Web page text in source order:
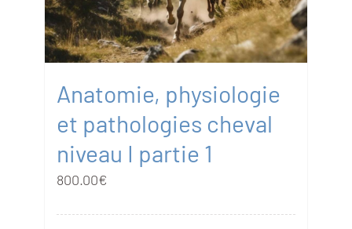
Anatomie, physiologie
et pathologies cheval
niveau I partie 1
800.00€